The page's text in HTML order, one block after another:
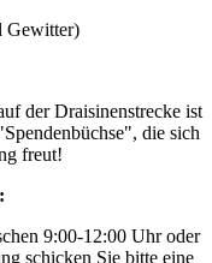
Gewitter)
der Draisinenstrecke ist
die sich
freut!
9:00-12:00 Uhr oder
schicken Sie bitte eine